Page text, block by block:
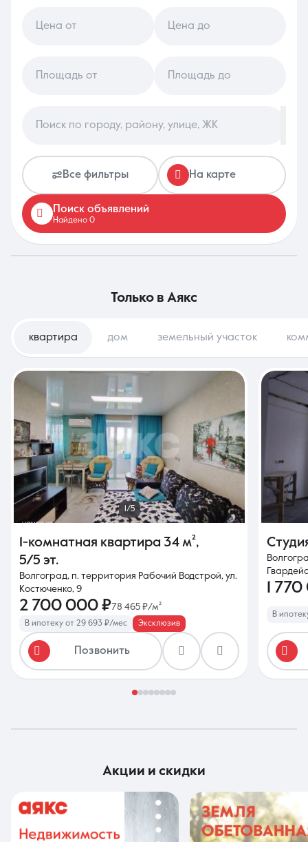
Ежедневно с 08:30 до 20:00
Цена от Цена до
Площадь от Площадь до
Поиск по городу, району, улице, ЖК
Все фильтры На карте
Поиск объявлений
Найдено 0
только в Аякс
квартира дом земельный участок
1/5
1-комнатная квартира 34 м²,
5/5 эт.
Волгоград, п. территория Рабочий Водстрой, ул.
Костюченко, 9
2 700 000 ₽78 465 ₽/м²
В ипотеку от 29 693 ₽/мес Эксклюзив
Позвонить
1
В
акции и скидки